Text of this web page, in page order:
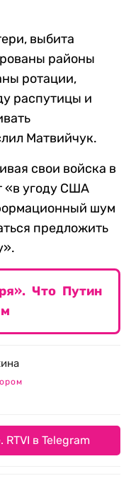
выбита
районы
ротации,
распутицы и
Матвийчук.
свои войска в
«в угоду США
шум
предложить
Что Путин
в Telegram